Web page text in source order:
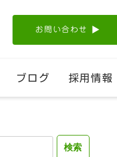
お問い合わせ
ブログ 採用情報